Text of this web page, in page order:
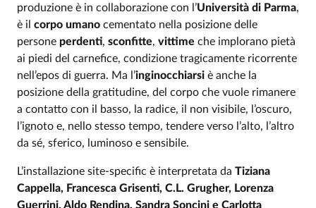
produzione è in collaborazione con l’Università di Parma,
è il corpo umano cementato nella posizione delle
persone perdenti, sconfitte, vittime che implorano pietà
ai piedi del carnefice, condizione tragicamente ricorrente
nell’epos di guerra. Ma l’inginocchiarsi è anche la
posizione della gratitudine, del corpo che vuole rimanere
a contatto con il basso, la radice, il non visibile, l’oscuro,
l’ignoto e, nello stesso tempo, tendere verso l’alto, l’altro
da sé, sferico, luminoso e sensibile.
L’installazione site-specific è interpretata da Tiziana
Cappella, Francesca Grisenti, C.L. Grugher, Lorenza
Guerrini, Aldo Rendina, Sandra Soncini e Carlotta